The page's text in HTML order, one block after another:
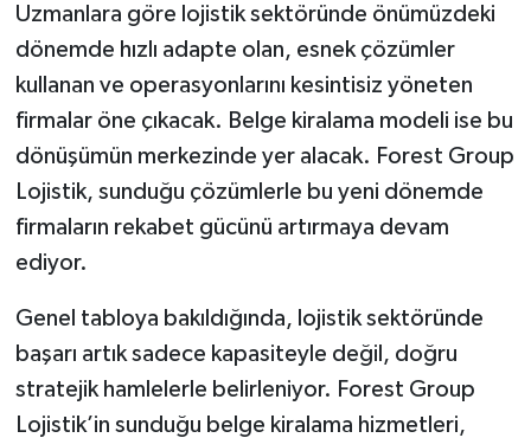
Uzmanlara göre lojistik sektöründe önümüzdeki
dönemde hızlı adapte olan, esnek çözümler
kullanan ve operasyonlarını kesintisiz yöneten
firmalar öne çıkacak. Belge kiralama modeli ise bu
dönüşümün merkezinde yer alacak. Forest Group
Lojistik, sunduğu çözümlerle bu yeni dönemde
firmaların rekabet gücünü artırmaya devam
ediyor.
Genel tabloya bakıldığında, lojistik sektöründe
başarı artık sadece kapasiteyle değil, doğru
stratejik hamlelerle belirleniyor. Forest Group
Lojistik’in sunduğu belge kiralama hizmetleri,